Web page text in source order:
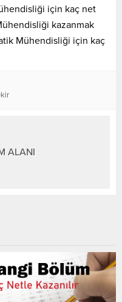
için kaç net
kazanmak
Mühendisliği için kaç
ALANI